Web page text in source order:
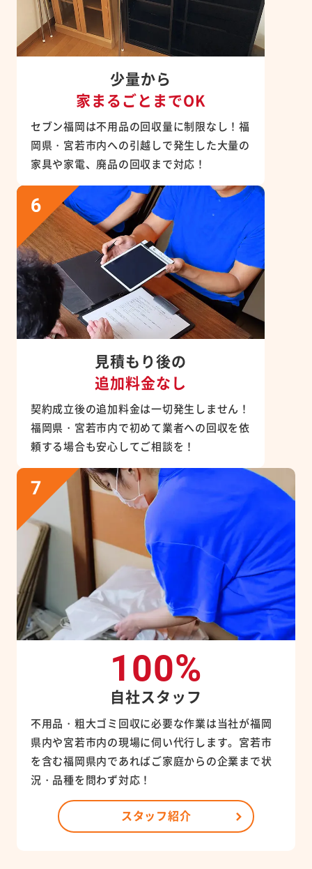
少量から
家まるごとまでOK
セブン福岡は不用品の回収量に制限なし！福
岡県・宮若市内への引越しで発生した大量の
家具や家電、廃品の回収まで対応！
見積もり後の
追加料金なし
契約成立後の追加料金は一切発生しません！
福岡県・宮若市内で初めて業者への回収を依
頼する場合も安心してご相談を！
100%
自社スタッフ
不用品・粗大ゴミ回収に必要な作業は当社が福岡
県内や宮若市内の現場に伺い代行します。宮若市
を含む福岡県内であればご家庭からの企業まで状
況・品種を問わず対応！
スタッフ紹介